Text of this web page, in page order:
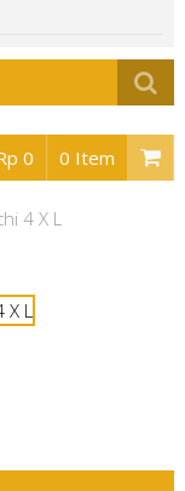
0 0 Item
4 X L